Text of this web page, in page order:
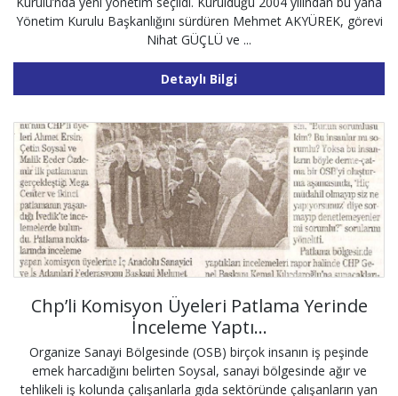
Yönetim Kurulu Başkanlığını sürdüren Mehmet AKYÜREK, görevi
Nihat GÜÇLÜ ve ...
Detaylı Bilgi
Chp’li Komisyon Üyeleri Patlama Yerinde
İnceleme Yaptı…
Organize Sanayi Bölgesinde (OSB) birçok insanın iş peşinde
emek harcadığını belirten Soysal, sanayi bölgesinde ağır ve
tehlikeli iş kolunda çalışanlarla gıda sektöründe çalışanların yan